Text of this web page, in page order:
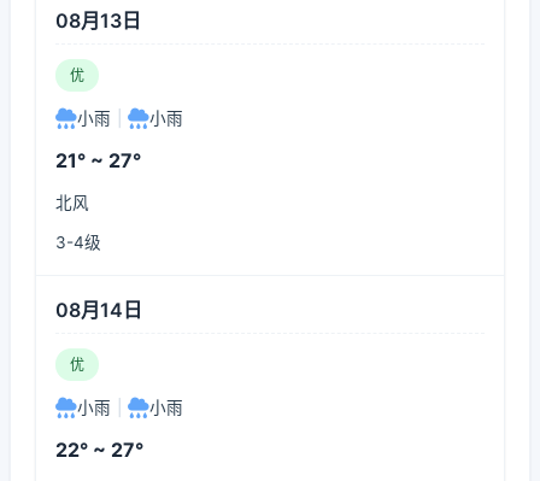
08月13日
优
小雨 小雨
21° ~ 27°
北风
3-4级
08月14日
优
小雨 小雨
22° ~ 27°